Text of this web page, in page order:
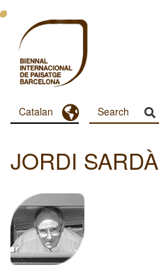
Vés
contingut
Menu
Principal
Dashboard
Catalan Toggle Dropdown
JORDI SARDÀ